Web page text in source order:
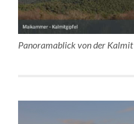
Panoramablick von der Kalmit